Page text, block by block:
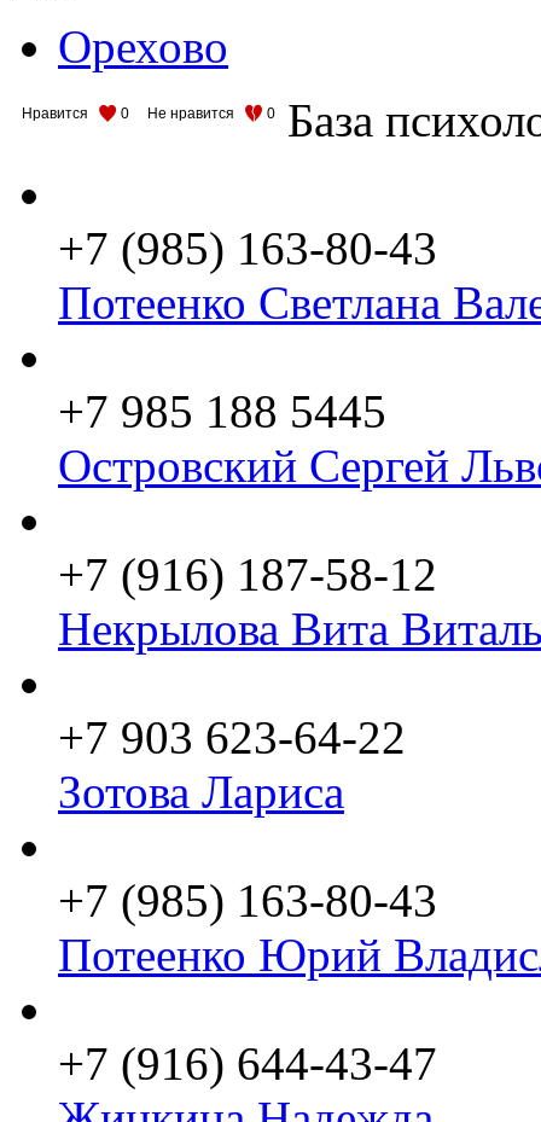
Орехово
Нравится 0 Не нравится 0 База
+7 (985) 163-80-43
Потеенко Светлана
+7 985 188 5445
Островский Сергей
+7 (916) 187-58-12
Некрылова Вита
+7 903 623-64-22
Зотова Лариса
+7 (985) 163-80-43
Потеенко Юрий
+7 (916) 644-43-47